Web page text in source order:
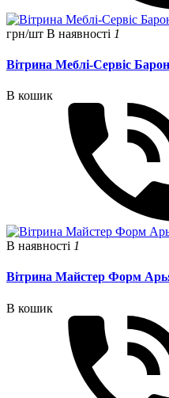
грн/шт В наявності 1
Вітрина Меблі-Сервіс
В кошик
В наявності 1
Вітрина Майстер Форм
В кошик